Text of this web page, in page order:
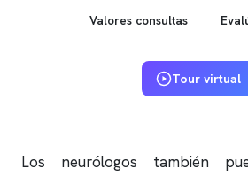
Valores consultas
Tour virtual
Los neurólogos también